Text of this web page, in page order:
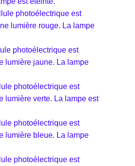
photoélectrique est
lumière rouge. La lampe
photoélectrique est
lumière jaune. La lampe
photoélectrique est
lumière verte. La lampe est
photoélectrique est
lumière bleue. La lampe
photoélectrique est